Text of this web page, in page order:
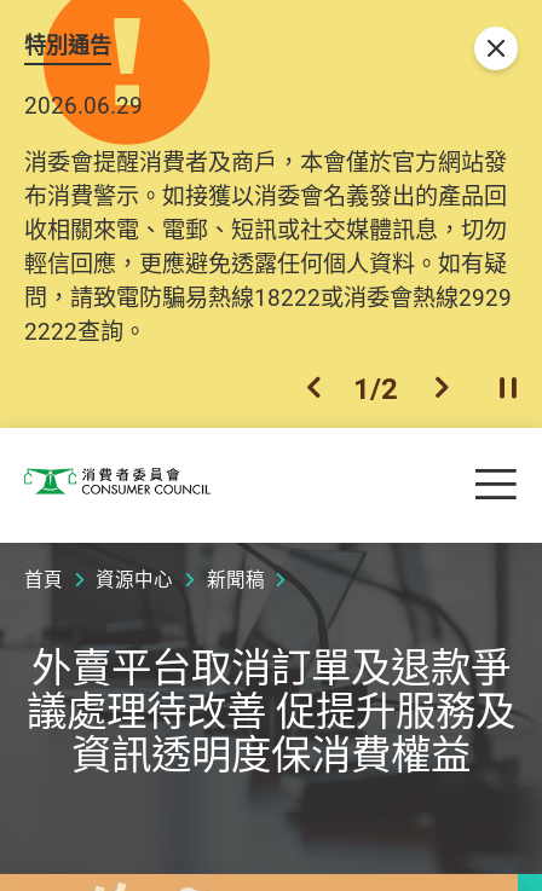
特別通告
2026.06.29
消委會提醒消費者及商戶，本會僅於官方網站發
布消費警示。如接獲以消委會名義發出的產品回
收相關來電、電郵、短訊或社交媒體訊息，切勿
輕信回應，更應避免透露任何個人資料。如有疑
問，請致電防騙易熱線18222或消委會熱線2929
2222查詢。
上一個
1/2 下一個開
關閉
消費者委員會 目
首頁 資源中心 新聞稿
外賣平台取消訂單及退款爭
議處理待改善 促提升服務及
資訊透明度保消費權益